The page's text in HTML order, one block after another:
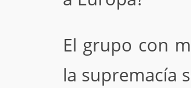
El grupo con
la supremacía